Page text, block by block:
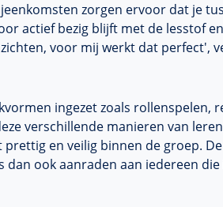
zorgen ervoor dat je
actief bezig blijft met de lesstof
voor mij werkt dat perfect',
ingezet zoals rollenspelen,
verschillende manieren van
en veilig binnen de groep.
dan ook aanraden aan iedereen